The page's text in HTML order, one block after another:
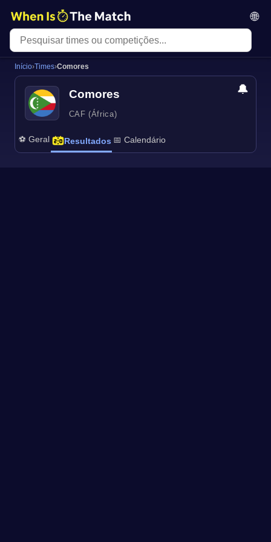
🌐
Início›Times›Comores
Comores
CAF (África)
🔔
⚽ Geral Resultados 📅 Calendário